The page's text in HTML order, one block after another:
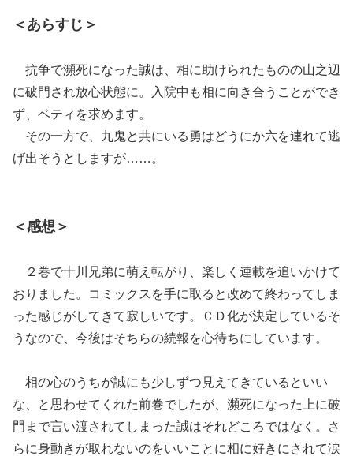
＜あらすじ＞
抗争で瀕死になった誠は、相に助けられたものの山之辺
に破門され放心状態に。入院中も相に向き合うことができ
ず、ベティを求めます。
その一方で、九鬼と共にいる勇はどうにか六を連れて逃
げ出そうとしますが……。
＜感想＞
２巻で十川兄弟に萌え転がり、楽しく連載を追いかけて
おりました。コミックスを手に取ると改めて終わってしま
った感じがしてきて寂しいです。ＣＤ化が決定しているそ
うなので、今後はそちらの続報を心待ちにしています。
相の心のうちが誠にも少しずつ見えてきているといい
な、と思わせてくれた前巻でしたが、瀕死になった上に破
門まで言い渡されてしまった誠はそれどころではなく。さ
らに身動きが取れないのをいいことに相に好きにされて涙